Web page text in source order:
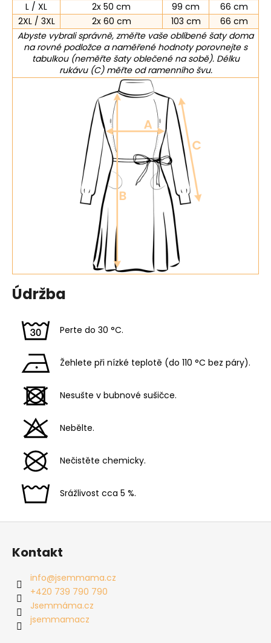
L / XL
2x 50 cm 99 cm
66 cm
2XL / 3XL
2x 60 cm 103 cm
66 cm
Abyste vybrali správně, změřte vaše oblíbené šaty doma
na rovné podložce a naměřené hodnoty porovnejte s
tabulkou (neměřte šaty oblečené na sobě). Délku
rukávu (C) měřte od ramenního švu.
Údržba
Perte do 30 °C.
Žehlete při nízké teplotě (do 110 °C bez páry).
Nesušte v bubnové sušičce.
Nebělte.
Nečistěte chemicky.
Srážlivost cca 5 %.
Z
Kontakt
info@jsemmama.cz
+420 739 790 790
Jsemmáma.cz
jsemmamacz